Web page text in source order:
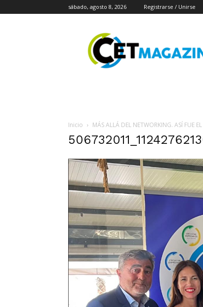
sábado, agosto 8, 2026 Registrarse / Unirse
Inicio MÁS ALLÁ DEL NETWORKING. ASÍ FUE